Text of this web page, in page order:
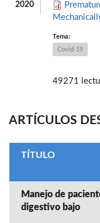
2020
Tema:
Covid-19
49271
ARTÍCULOS
TÍTULO
Manejo de
digestivo bajo